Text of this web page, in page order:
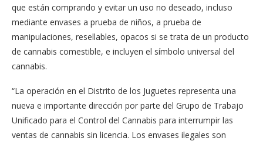
que están comprando y evitar un uso no deseado, incluso
mediante envases a prueba de niños, a prueba de
manipulaciones, resellables, opacos si se trata de un producto
de cannabis comestible, e incluyen el símbolo universal del
cannabis.
“La operación en el Distrito de los Juguetes representa una
nueva e importante dirección por parte del Grupo de Trabajo
Unificado para el Control del Cannabis para interrumpir las
ventas de cannabis sin licencia. Los envases ilegales son